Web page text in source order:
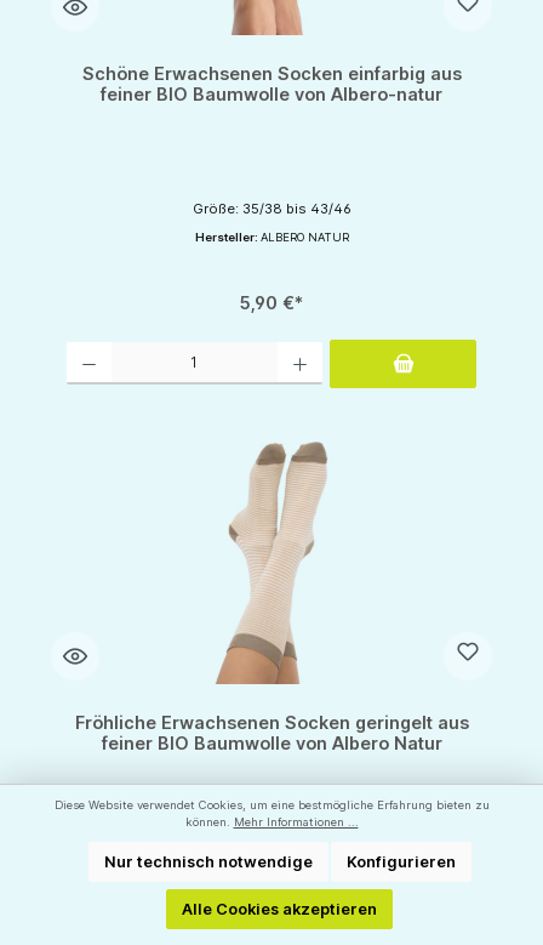
Schöne Erwachsenen Socken einfarbig aus
feiner BIO Baumwolle von Albero-natur
Größe: 35/38 bis 43/46
Hersteller: ALBERO NATUR
5,90 €*
Fröhliche Erwachsenen Socken geringelt aus
feiner BIO Baumwolle von Albero Natur
Größe: 35/38 bis 43/46
Diese Website verwendet Cookies, um eine bestmögliche Erfahrung bieten zu
können.
Mehr Informationen ...
Nur technisch notwendige Konfigurieren
Alle Cookies akzeptieren